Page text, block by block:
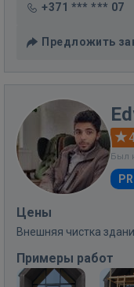
+371 *** *** 07
Предложить
Был
Цены
Внешняя чистка
Примеры работ